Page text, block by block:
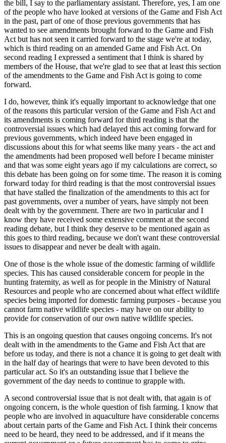
the bill, I say to the parliamentary assistant. Therefore, yes, I am one
of the people who have looked at versions of the Game and Fish Act
in the past, part of one of those previous governments that has
wanted to see amendments brought forward to the Game and Fish
Act but has not seen it carried forward to the stage we're at today,
which is third reading on an amended Game and Fish Act. On
second reading I expressed a sentiment that I think is shared by
members of the House, that we're glad to see that at least this section
of the amendments to the Game and Fish Act is going to come
forward.
I do, however, think it's equally important to acknowledge that one
of the reasons this particular version of the Game and Fish Act and
its amendments is coming forward for third reading is that the
controversial issues which had delayed this act coming forward for
previous governments, which indeed have been engaged in
discussions about this for what seems like many years - the act and
the amendments had been proposed well before I became minister
and that was some eight years ago if my calculations are correct, so
this debate has been going on for some time. The reason it is coming
forward today for third reading is that the most controversial issues
that have stalled the finalization of the amendments to this act for
past governments, over a number of years, have simply not been
dealt with by the government. There are two in particular and I
know they have received some extensive comment at the second
reading debate, but I think they deserve to be mentioned again as
this goes to third reading, because we don't want these controversial
issues to disappear and never be dealt with again.
One of those is the whole issue of the domestic farming of wildlife
species. This has caused considerable concern for people in the
hunting fraternity, as well as for people in the Ministry of Natural
Resources and people who are concerned about what effect wildlife
species being imported for domestic farming purposes - because you
cannot farm native wildlife species - may have on our ability to
provide for conservation of our own native wildlife species.
This is an ongoing question that causes ongoing concerns. It's not
dealt with in the amendments to the Game and Fish Act that are
before us today, and there is not a chance it is going to get dealt with
in the half day of hearings that were to have been devoted to this
particular act. So it's an outstanding issue that I believe the
government of the day needs to continue to grapple with.
A second controversial issue that is not dealt with, that again is of
ongoing concern, is the whole question of fish farming. I know that
people who are involved in aquaculture have considerable concerns
about certain parts of the Game and Fish Act. I think their concerns
need to be heard, they need to be addressed, and if it means the